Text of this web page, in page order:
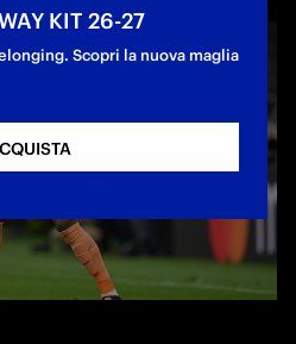
KIT 26-27
Scopri la nuova maglia